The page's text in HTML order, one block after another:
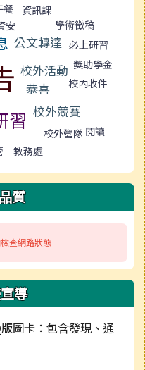
餐
資訊課
安
學術徵稿
公文轉達 必上研習
校外活動 獎助學金
恭喜 校內收件
習 校外競賽
校外營隊 閱讀
教務處
質
查網路狀態
導